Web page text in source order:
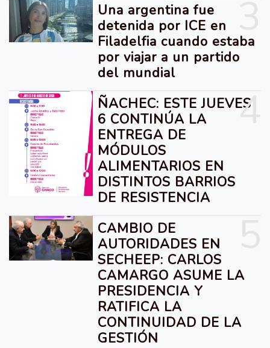
Una argentina fue
detenida por ICE en
Filadelfia cuando estaba
por viajar a un partido
del mundial
4
ÑACHEC: ESTE JUEVES
6 CONTINÚA LA
ENTREGA DE
MÓDULOS
ALIMENTARIOS EN
DISTINTOS BARRIOS
DE RESISTENCIA
CAMBIO DE
AUTORIDADES EN
SECHEEP: CARLOS
CAMARGO ASUME LA
PRESIDENCIA Y
RATIFICA LA
CONTINUIDAD DE LA
GESTIÓN